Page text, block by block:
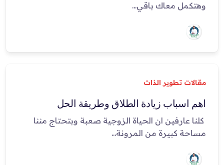
وهتكمل معاك باقي...
مقالات تطوير الذات
اهم اسباب زيادة الطلاق وطريقة الحل
كلنا عارفين ان الحياة الزوجية صعبة وبتحتاج مننا
مساحة كبيرة من المرونة...